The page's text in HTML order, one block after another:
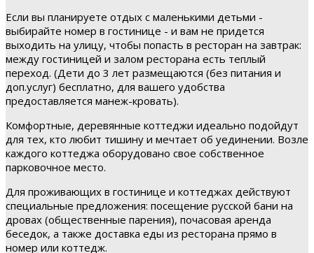
Если вы планируете отдых с маленькими детьми -
выбирайте номер в гостинице - и вам не придется
выходить на улицу, чтобы попасть в ресторан на завтрак:
между гостиницей и залом ресторана есть теплый
переход. (Дети до 3 лет размещаются (без питания и
доп.услуг) бесплатно, для вашего удобства
предоставляется манеж-кровать).
Комфортные, деревянные коттеджи идеально подойдут
для тех, кто любит тишину и мечтает об уединении. Возле
каждого коттеджа оборудовано свое собственное
парковочное место.
Для проживающих в гостинице и коттеджах действуют
специальные предложения: посещение русской бани на
дровах (общественные парения), почасовая аренда
беседок, а также доставка еды из ресторана прямо в
номер или коттедж.